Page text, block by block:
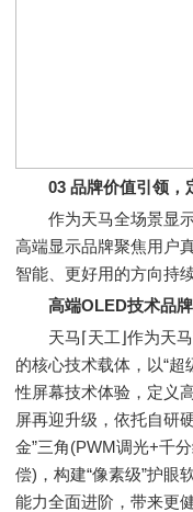
03 品牌价值引领，
作为天马全场景显示
高端显示品牌聚焦用户
智能、更好用的方向持
高端OLED技术品
天马⌈天工⌋作为天马
的核心技术载体，以“
性屏幕技术体验，定义
屏再迎升级，依托自研
金”三角(PWM调光+千
偿)，构建“像素级”护眼
能力全面进阶，带来更